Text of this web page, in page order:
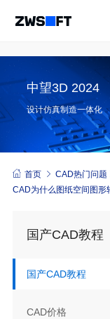
中望3D 2024
设计仿真制造一体化
首页 CAD热门问题
CAD为什么图纸空间图形
国产CAD教程
国产CAD教程
CAD价格